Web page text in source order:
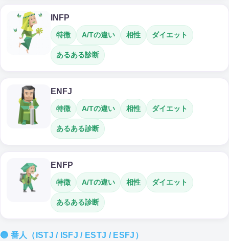
INFP
特徴 A/Tの違い 相性 ダイエット
あるある診断
ENFJ
特徴 A/Tの違い 相性 ダイエット
あるある診断
ENFP
特徴 A/Tの違い 相性 ダイエット
あるある診断
🔵 番人（ISTJ / ISFJ / ESTJ / ESFJ）